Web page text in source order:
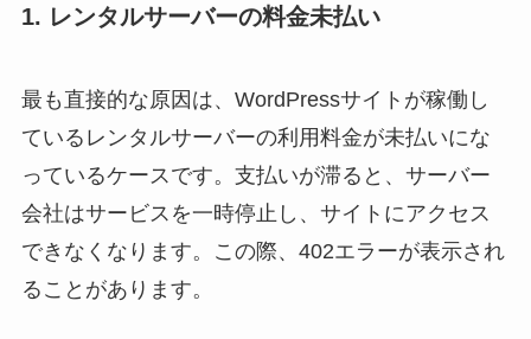
1. レンタルサーバーの料金未払い
最も直接的な原因は、WordPressサイトが稼働し
ているレンタルサーバーの利用料金が未払いにな
っているケースです。支払いが滞ると、サーバー
会社はサービスを一時停止し、サイトにアクセス
できなくなります。この際、402エラーが表示され
ることがあります。